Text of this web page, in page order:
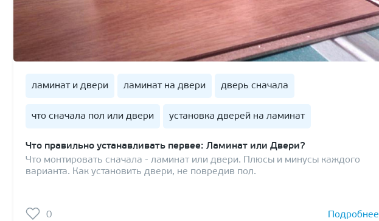
ламинат и двери ламинат на двери дверь сначала
что сначала пол или двери установка дверей на ламинат
Что правильно устанавливать первее: Ламинат или Двери?
Что монтировать сначала - ламинат или двери. Плюсы и минусы каждого
варианта. Как установить двери, не повредив пол.
0 Подробнее